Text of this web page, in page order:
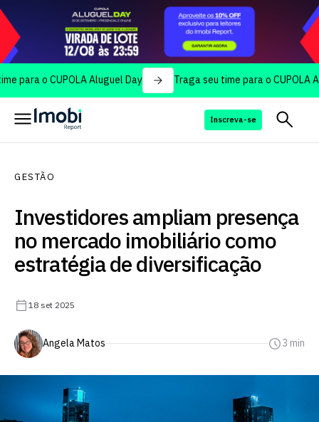
CUPOLA Aluguel Day Traga seu time para o CUPOLA Aluguel
Inscreva-se
GESTÃO
Investidores ampliam presença
no mercado imobiliário como
estratégia de diversificação
18 set 2025
Angela Matos 3 min